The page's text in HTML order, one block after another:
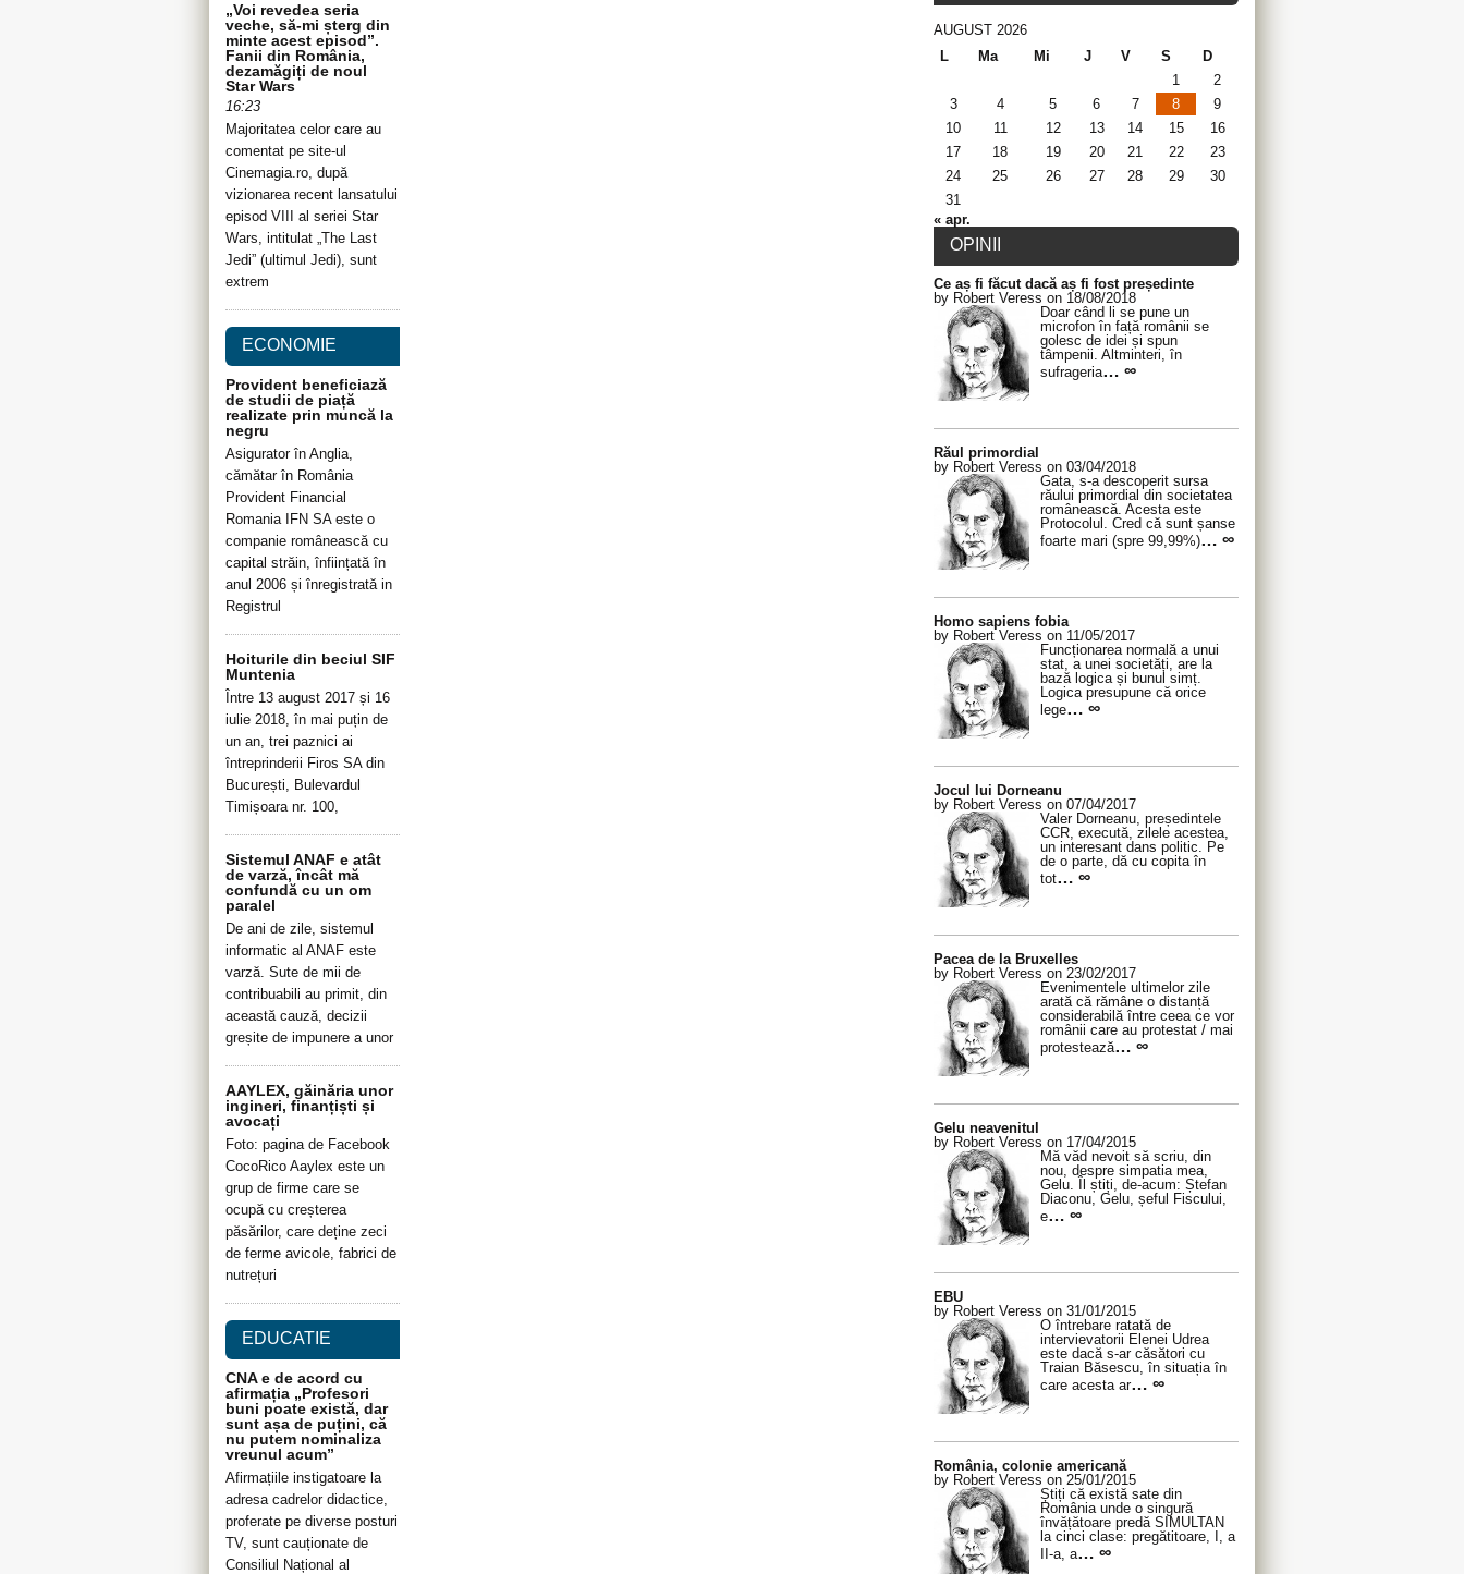
„Voi revedea seria
veche, să-mi șterg din
minte acest episod”.
Fanii din România,
dezamăgiți de noul
Star Wars
16:23
Majoritatea celor care au
comentat pe site-ul
Cinemagia.ro, după
vizionarea recent lansatului
episod VIII al seriei Star
Wars, intitulat „The Last
Jedi” (ultimul Jedi), sunt
extrem
ECONOMIE
Provident beneficiază
de studii de piață
realizate prin muncă la
negru
Asigurator în Anglia,
cămătar în România
Provident Financial
Romania IFN SA este o
companie românească cu
capital străin, înființată în
anul 2006 și înregistrată in
Registrul
Hoiturile din beciul SIF
Muntenia
Între 13 august 2017 și 16
iulie 2018, în mai puțin de
un an, trei paznici ai
întreprinderii Firos SA din
București, Bulevardul
Timișoara nr. 100,
Sistemul ANAF e atât
de varză, încât mă
confundă cu un om
paralel
De ani de zile, sistemul
informatic al ANAF este
varză. Sute de mii de
contribuabili au primit, din
această cauză, decizii
greșite de impunere a unor
AAYLEX, găinăria unor
ingineri, finanțiști și
avocați
Foto: pagina de Facebook
CocoRico Aaylex este un
grup de firme care se
ocupă cu creșterea
păsărilor, care deține zeci
de ferme avicole, fabrici de
nutrețuri
EDUCATIE
CNA e de acord cu
afirmația „Profesori
buni poate există, dar
sunt așa de puțini, că
nu putem nominaliza
vreunul acum”
Afirmațiile instigatoare la
adresa cadrelor didactice,
proferate pe diverse posturi
TV, sunt cauționate de
Consiliul Național al
AUGUST 2026
L
Ma Mi J V S
D
1
2
3
4 5 6 7 8
9
10
11 12 13 14 15
16
17
18 19 20 21 22
23
24
25 26 27 28 29
30
31
« apr.
OPINII
Ce aș fi făcut dacă aș fi fost președinte
by Robert Veress on 18/08/2018
Doar când li se pune un
microfon în față românii se
golesc de idei și spun
tâmpenii. Altminteri, în
sufrageria… ∞
Răul primordial
by Robert Veress on 03/04/2018
Gata, s-a descoperit sursa
răului primordial din societatea
românească. Acesta este
Protocolul. Cred că sunt șanse
foarte mari (spre 99,99%)… ∞
Homo sapiens fobia
by Robert Veress on 11/05/2017
Funcționarea normală a unui
stat, a unei societăți, are la
bază logica și bunul simț.
Logica presupune că orice
lege… ∞
Jocul lui Dorneanu
by Robert Veress on 07/04/2017
Valer Dorneanu, președintele
CCR, execută, zilele acestea,
un interesant dans politic. Pe
de o parte, dă cu copita în
tot… ∞
Pacea de la Bruxelles
by Robert Veress on 23/02/2017
Evenimentele ultimelor zile
arată că rămâne o distanță
considerabilă între ceea ce vor
românii care au protestat / mai
protestează… ∞
Gelu neavenitul
by Robert Veress on 17/04/2015
Mă văd nevoit să scriu, din
nou, despre simpatia mea,
Gelu. Îl știți, de-acum: Ștefan
Diaconu, Gelu, șeful Fiscului,
e… ∞
EBU
by Robert Veress on 31/01/2015
O întrebare ratată de
intervievatorii Elenei Udrea
este dacă s-ar căsători cu
Traian Băsescu, în situația în
care acesta ar… ∞
România, colonie americană
by Robert Veress on 25/01/2015
Știți că există sate din
România unde o singură
învățătoare predă SIMULTAN
la cinci clase: pregătitoare, I, a
II-a, a… ∞